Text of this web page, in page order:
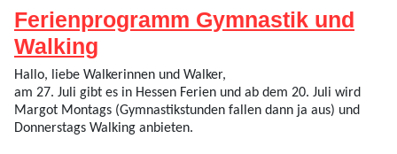
Ferienprogramm Gymnastik und
Walking
Hallo, liebe Walkerinnen und Walker,
am 27. Juli gibt es in Hessen Ferien und ab dem 20. Juli wird
Margot Montags (Gymnastikstunden fallen dann ja aus) und
Donnerstags Walking anbieten.